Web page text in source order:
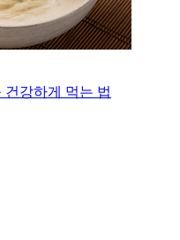
건강하게 먹는 법